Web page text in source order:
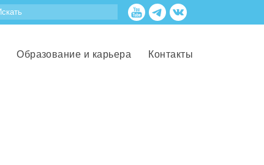
Образование и карьера Контакты